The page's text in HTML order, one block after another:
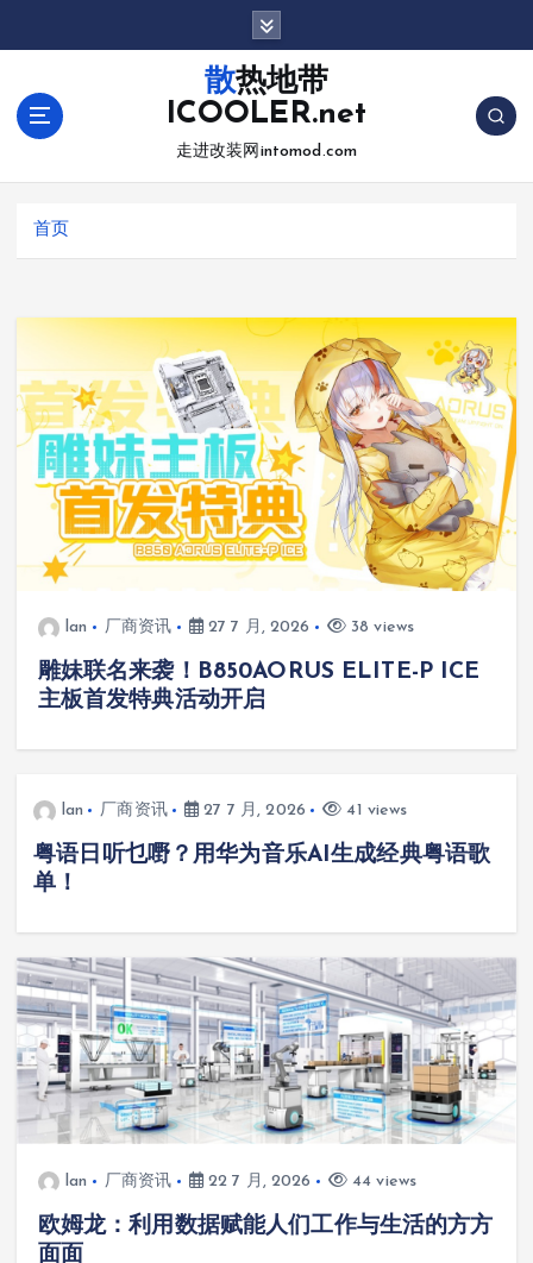
散热地带
ICOOLER.net
走进改装网intomod.com
首页
lan 厂商资讯 27 7 月, 2026 38 views
雕妹联名来袭！B850AORUS ELITE-P ICE
主板首发特典活动开启
lan 厂商资讯 27 7 月, 2026 41 views
粤语日听乜嘢？用华为音乐AI生成经典粤语歌
单！
lan 厂商资讯 22 7 月, 2026 44 views
欧姆龙：利用数据赋能人们工作与生活的方方
面面